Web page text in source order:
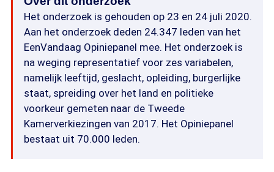
Het onderzoek is gehouden op 23 en 24 juli 2020.
Aan het onderzoek deden 24.347 leden van het
EenVandaag Opiniepanel mee. Het onderzoek is
na weging representatief voor zes variabelen,
namelijk leeftijd, geslacht, opleiding, burgerlijke
staat, spreiding over het land en politieke
voorkeur gemeten naar de Tweede
Kamerverkiezingen van 2017. Het Opiniepanel
bestaat uit 70.000 leden.